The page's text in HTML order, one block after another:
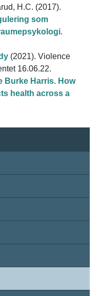
H.C. (2017).
som
.
(2021). Violence
16.06.22.
Burke Harris. How
health across a